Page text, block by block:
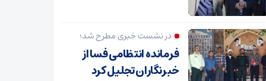
در نشست خبری مطرح شد؛
فرمانده انتظامی فسا از
خبرنگاران تجلیل کرد